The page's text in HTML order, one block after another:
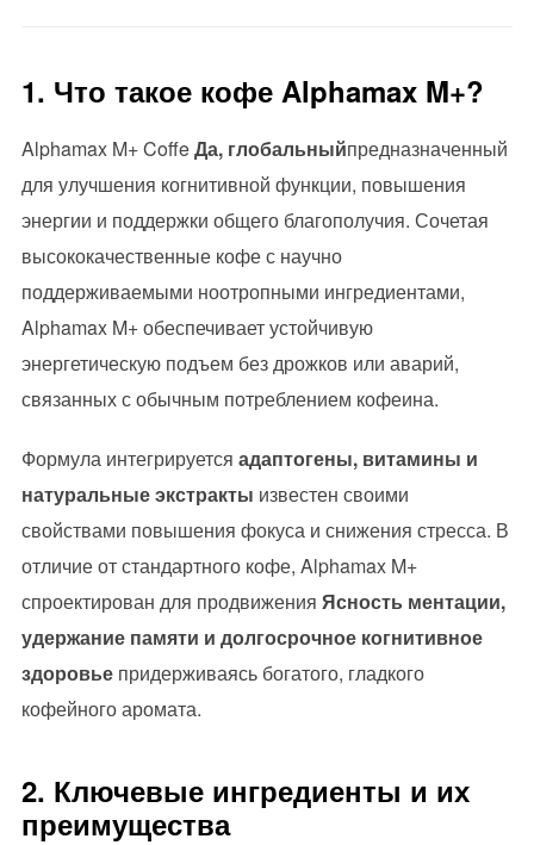
1. Что такое кофе Alphamax M+?
Alphamax M+ CoffeДа, глобальныйпредназначенный
для улучшения когнитивной функции, повышения
энергии и поддержки общего благополучия. Сочетая
высококачественные кофе с научно
поддерживаемыми ноотропными ингредиентами,
Alphamax M+ обеспечивает устойчивую
энергетическую подъем без дрожков или аварий,
связанных с обычным потреблением кофеина.
Формула интегрируется адаптогены, витамины и
натуральные экстракты известен своими
свойствами повышения фокуса и снижения стресса. В
отличие от стандартного кофе, Alphamax M+
спроектирован для продвижения Ясность ментации,
удержание памяти и долгосрочное когнитивное
здоровьепридерживаясь богатого, гладкого
кофейного аромата.
2. Ключевые ингредиенты и их
преимущества